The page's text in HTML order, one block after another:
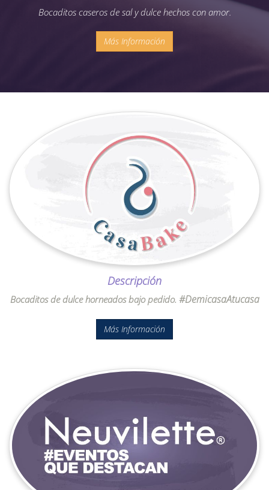
Bocaditos caseros de sal y dulce hechos con amor.
Más Información
Descripción
Bocaditos de dulce horneados bajo pedido. #DemicasaAtucasa
Más Información